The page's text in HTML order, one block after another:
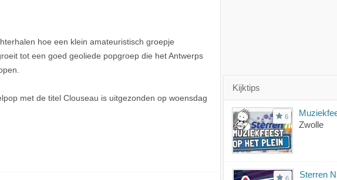
hoe een klein amateuristisch groepje
tot een goed geoliede popgroep die het Antwerps
met de titel Clouseau is uitgezonden op woensdag
Kijktips
6
Zwolle
6
Sterren